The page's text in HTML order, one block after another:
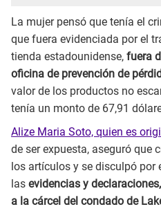
La mujer pensó que tenía el
que fuera evidenciada por el
tienda estadounidense, fuera
oficina de prevención de
valor de los productos no
tenía un monto de 67,91
Alize Maria Soto, quien es
de ser expuesta, aseguró que
los artículos y se disculpó por
las evidencias y
a la cárcel del condado de